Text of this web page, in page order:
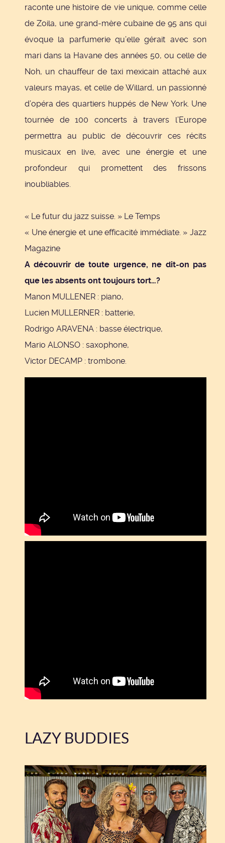
raconte une histoire de vie unique, comme celle
de Zoila, une grand-mère cubaine de 95 ans qui
évoque la parfumerie qu’elle gérait avec son
mari dans la Havane des années 50, ou celle de
Noh, un chauffeur de taxi mexicain attaché aux
valeurs mayas, et celle de Willard, un passionné
d’opéra des quartiers huppés de New York. Une
tournée de 100 concerts à travers l’Europe
permettra au public de découvrir ces récits
musicaux en live, avec une énergie et une
profondeur qui promettent des frissons
inoubliables.
« Le futur du jazz suisse. » Le Temps
« Une énergie et une efficacité immédiate. » Jazz
Magazine
A découvrir de toute urgence, ne dit-on pas
que les absents ont toujours tort…?
Manon MULLENER : piano,
Lucien MULLERNER : batterie,
Rodrigo ARAVENA : basse électrique,
Mario ALONSO : saxophone,
Victor DECAMP : trombone.
LAZY BUDDIES